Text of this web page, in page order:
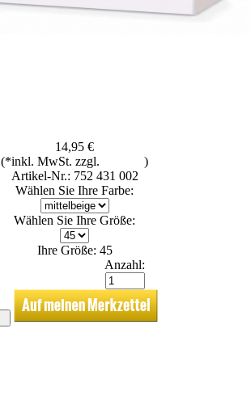
14,95 €
(*inkl. MwSt. zzgl.
)
Artikel-Nr.: 752 431 002
Wählen Sie Ihre Farbe:
Wählen Sie Ihre Größe:
Ihre Größe: 45
Anzahl: